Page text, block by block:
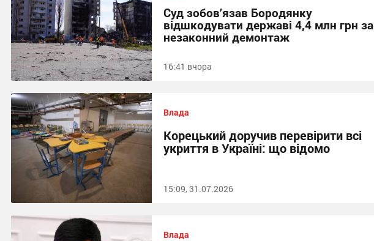
Суд зобов’язав Бородянку
відшкодувати державі 4,4 млн грн за
незаконний демонтаж
16:41 вчора
Влада
Корецький доручив перевірити всі
укриття в Україні: що відомо
15:09, 31.07.2026
Влада